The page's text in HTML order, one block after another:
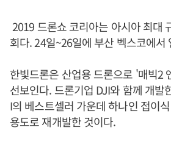
2019 드론쇼 코리아는 아시아 최대
회다. 24일~26일에 부산 벡스코에서
한빛드론은 산업용 드론으로 '매빅2
선보인다. 드론기업 DJI와 함께 개발
I의 베스트셀러 가운데 하나인 접이
용도로 재개발한 것이다.